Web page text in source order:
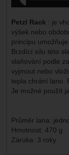
Petzl Rack : je
výšek nebo
principu
Brzdící sílu této
slaňování podle
vyjmout nebo
tepla chrání lano.
Je možné použít
Průměr lana:
Hmotnost: 470 g
Záruka: 3 roky